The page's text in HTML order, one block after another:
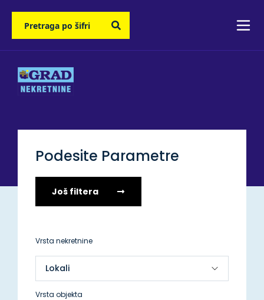
Podesite Parametre
Još filtera
Vrsta nekretnine
Vrsta objekta